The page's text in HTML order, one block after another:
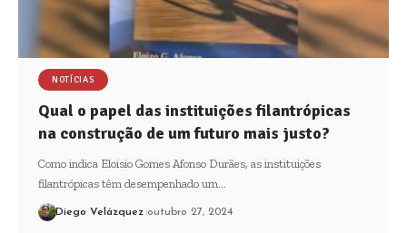
NOTÍCIAS
Qual o papel das instituições filantrópicas
na construção de um futuro mais justo?
Como indica Eloisio Gomes Afonso Durães, as instituições
filantrópicas têm desempenhado um…
Diego Velázquez outubro 27, 2024